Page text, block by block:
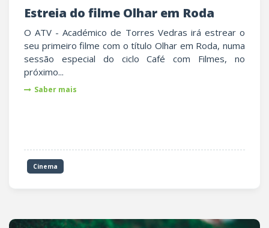
Estreia do filme Olhar em Roda
O ATV - Académico de Torres Vedras irá estrear o
seu primeiro filme com o título Olhar em Roda, numa
sessão especial do ciclo Café com Filmes, no
próximo...
Saber mais
Cinema